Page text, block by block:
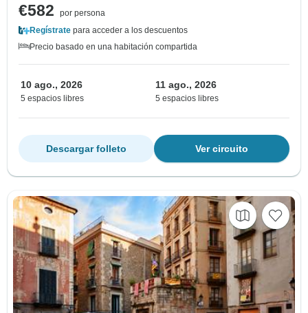
€582
por persona
Regístrate para acceder a los descuentos
Precio basado en una habitación compartida
10 ago., 2026
5 espacios libres
11 ago., 2026
5 espacios libres
Ver circuito
Descargar folleto